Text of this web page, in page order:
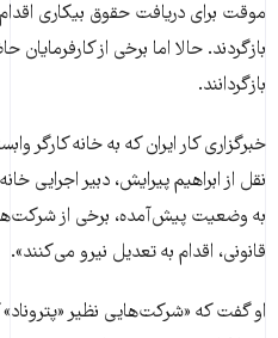
موقت برای دریافت حقوق بیکاری اقدام
بازگردند. حالا اما برخی از کارفرمایان
بازگردانند.
نقل از ابراهیم پیرایش، دبیر اجرایی
به وضعیت پیش‌آمده، برخی از
قانونی، اقدام به تعدیل نیرو می‌کنند».
او گفت که «شرکت‌هایی نظیر